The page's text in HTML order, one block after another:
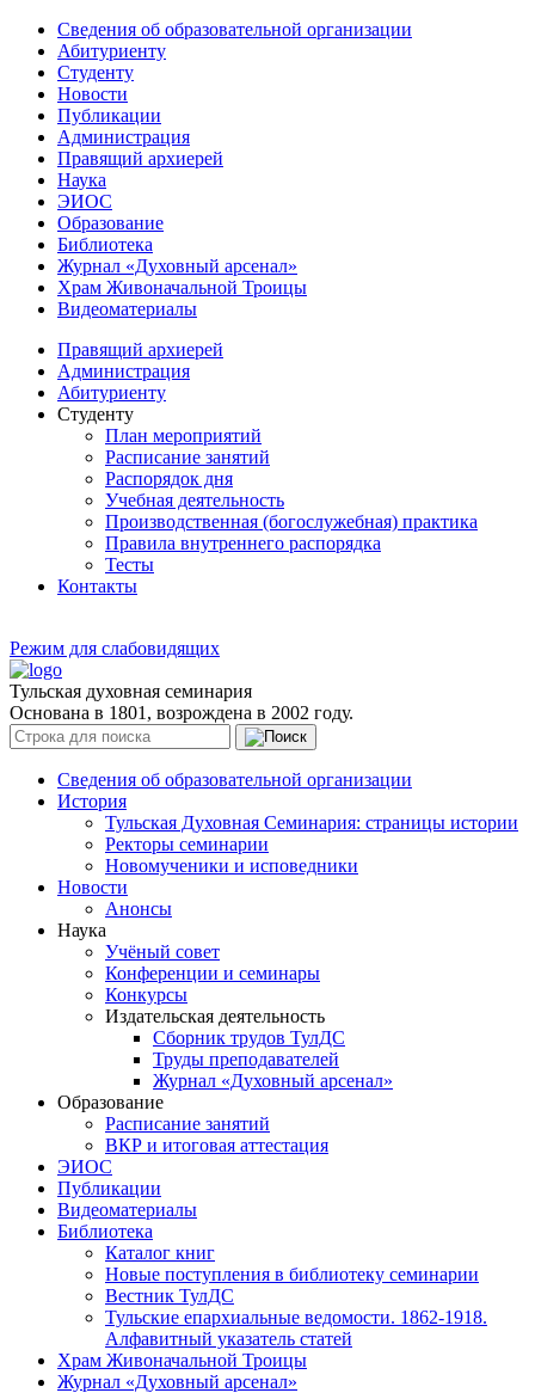
Сведения об образовательной организации
Абитуриенту
Студенту
Новости
Публикации
Администрация
Правящий архиерей
Наука
ЭИОС
Образование
Библиотека
Журнал «Духовный арсенал»
Храм Живоначальной Троицы
Видеоматериалы
Правящий архиерей
Администрация
Абитуриенту
Студенту
План мероприятий
Расписание занятий
Распорядок дня
Учебная деятельность
Производственная (богослужебная) практика
Правила внутреннего распорядка
Тесты
Контакты
Режим для слабовидящих
Тульская духовная семинария
Основана в 1801, возрождена в 2002 году.
Сведения об образовательной организации
История
Тульская Духовная Семинария: страницы истории
Ректоры семинарии
Новомученики и исповедники
Новости
Анонсы
Наука
Учёный совет
Конференции и семинары
Конкурсы
Издательская деятельность
Сборник трудов ТулДС
Труды преподавателей
Журнал «Духовный арсенал»
Образование
Расписание занятий
ВКР и итоговая аттестация
ЭИОС
Публикации
Видеоматериалы
Библиотека
Каталог книг
Новые поступления в библиотеку семинарии
Вестник ТулДС
Тульские епархиальные ведомости. 1862-1918.
Алфавитный указатель статей
Храм Живоначальной Троицы
Журнал «Духовный арсенал»